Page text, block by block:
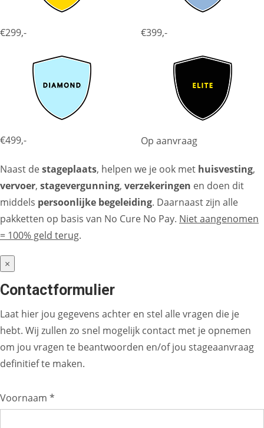
€299,- €399,-
€499,- Op aanvraag
Naast destageplaats, helpen we je ook met huisvesting,
vervoer, stagevergunning, verzekeringen en doen dit
middels persoonlijke begeleiding. Daarnaast zijn alle
pakketten op basis van No Cure No Pay. Niet aangenomen
= 100% geld terug.
×
Contactformulier
Laat hier jou gegevens achter en stel alle vragen die je
hebt. Wij zullen zo snel mogelijk contact met je opnemen
om jou vragen te beantwoorden en/of jou stageaanvraag
definitief te maken.
Voornaam *